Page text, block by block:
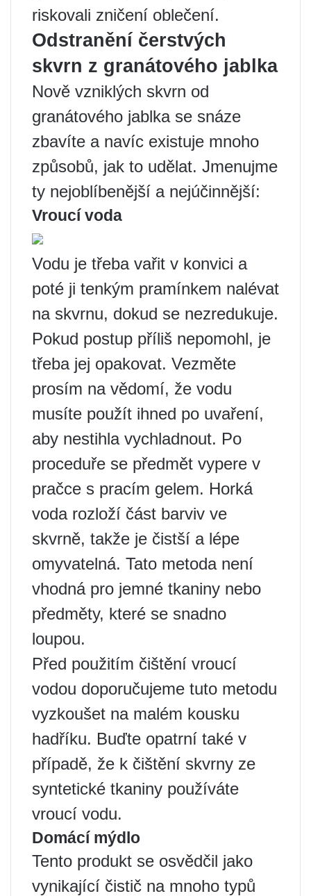
riskovali zničení oblečení.
Odstranění čerstvých
skvrn z granátového jablka
Nově vzniklých skvrn od
granátového jablka se snáze
zbavíte a navíc existuje mnoho
způsobů, jak to udělat. Jmenujme
ty nejoblíbenější a nejúčinnější:
Vroucí voda
Vodu je třeba vařit v konvici a
poté ji tenkým pramínkem nalévat
na skvrnu, dokud se nezredukuje.
Pokud postup příliš nepomohl, je
třeba jej opakovat. Vezměte
prosím na vědomí, že vodu
musíte použít ihned po uvaření,
aby nestihla vychladnout. Po
proceduře se předmět vypere v
pračce s pracím gelem. Horká
voda rozloží část barviv ve
skvrně, takže je čistší a lépe
omyvatelná. Tato metoda není
vhodná pro jemné tkaniny nebo
předměty, které se snadno
loupou.
Před použitím čištění vroucí
vodou doporučujeme tuto metodu
vyzkoušet na malém kousku
hadříku. Buďte opatrní také v
případě, že k čištění skvrny ze
syntetické tkaniny používáte
vroucí vodu.
Domácí mýdlo
Tento produkt se osvědčil jako
vynikající čistič na mnoho typů